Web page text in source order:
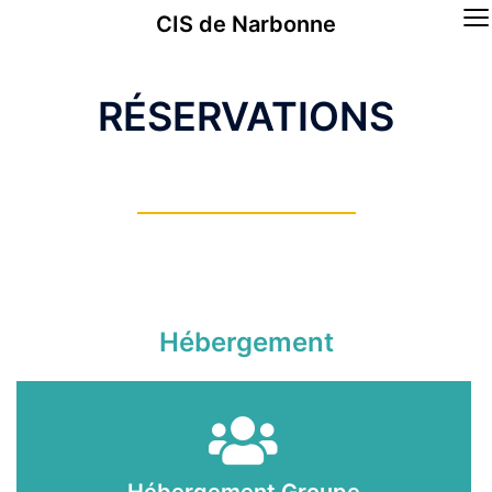
CIS de Narbonne ≡
RÉSERVATIONS
Hébergement